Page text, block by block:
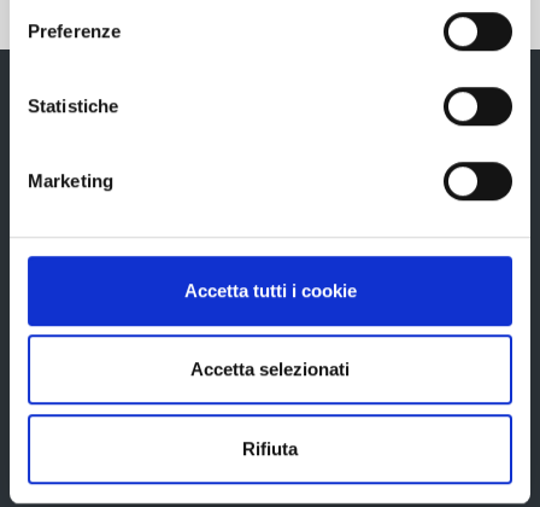
Preferenze
Statistiche
Marketing
Accetta tutti i cookie
Accetta selezionati
Rifiuta
La Provincia
Organi di governo
Amministrazione Trasparente